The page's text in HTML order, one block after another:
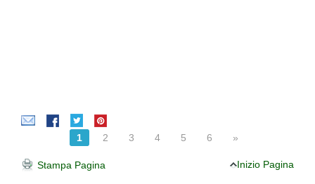
1 2 3 4 5 6 »
Stampa Pagina Inizio Pagina